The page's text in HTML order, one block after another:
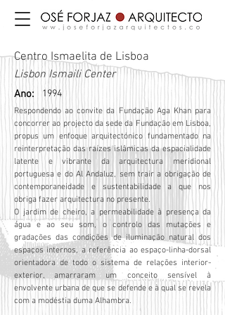
Centro Ismaelita de Lisboa
Lisbon Ismaili Center
Ano: 1994
Respondendo ao convite da Fundação Aga Khan para
concorrer ao projecto da sede da Fundação em Lisboa,
propus um enfoque arquitectónico fundamentado na
reinterpretação das raízes islâmicas da espacialidade
latente e vibrante da arquitectura meridional
portuguesa e do Al Andaluz, sem trair a obrigação de
contemporaneidade e sustentabilidade a que nos
obriga fazer arquitectura no presente.
O jardim de cheiro, a permeabilidade à presença da
água e ao seu som, o controlo das mutações e
gradações das condições de iluminação natural dos
espaços internos, a referência ao espaço-linha-dorsal
orientadora de todo o sistema de relações interior-
exterior, amarraram um conceito sensível à
envolvente urbana de que se defende e à qual se revela
com a modéstia duma Alhambra.